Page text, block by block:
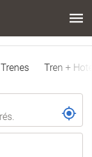
Trenes Tren +